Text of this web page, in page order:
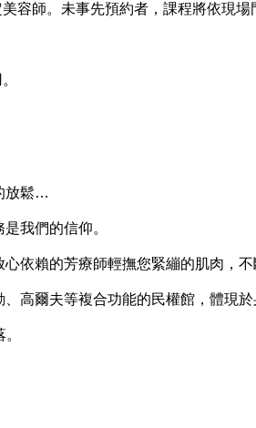
容師。未事先預約者，課程將依現
放鬆…
我們的信仰。
依賴的芳療師輕撫您緊繃的肌肉，
高爾夫等複合功能的民權館，體現